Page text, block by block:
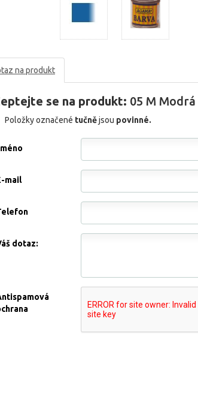
na produkt
se na produkt: 05 M
Položky označené tučnějsou povinné.
mail
dotaz: